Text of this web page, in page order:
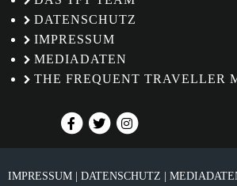
DATENSCHUTZ
IMPRESSUM
MEDIADATEN
THE FREQUENT TRAVELLER
IMPRESSUM DATENSCHUTZ